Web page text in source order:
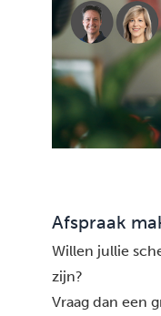
Afspraak
Willen jullie
zijn?
Vraag dan een